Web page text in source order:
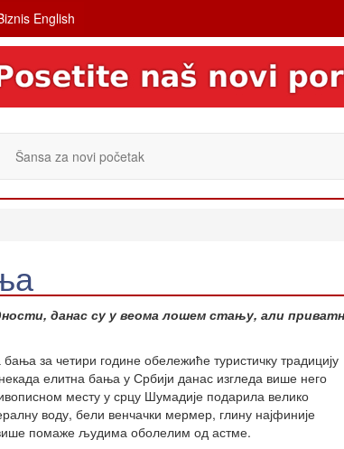
English
Šansa za novi početak
данас су у веома лошем стању, али
за четири године обележиће туристичку традицију
елитна бања у Србији данас изгледа више него
месту у срцу Шумадије подарила велико
воду, бели венчачки мермер, глину најфиније
помаже људима оболелим од астме.